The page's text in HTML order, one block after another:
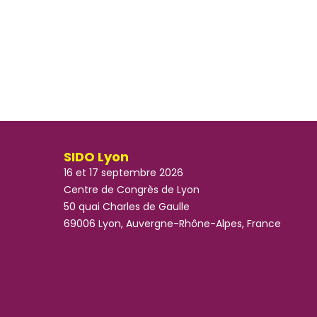
SIDO Lyon
16 et 17 septembre 2026
Centre de Congrès de Lyon
50 quai Charles de Gaulle
69006 Lyon, Auvergne-Rhône-Alpes, France